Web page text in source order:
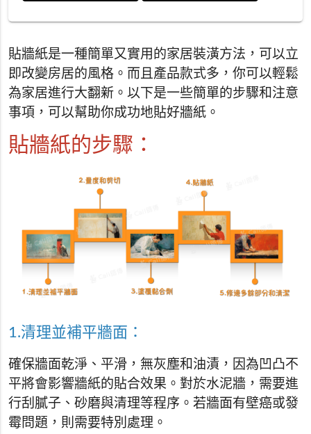
貼牆紙是一種簡單又實用的家居裝潢方法，可以立
即改變房居的風格。而且產品款式多，你可以輕鬆
為家居進行大翻新。以下是一些簡單的步驟和注意
事項，可以幫助你成功地貼好牆紙。
貼牆紙的步驟：
1.清理並補平牆面：
確保牆面乾淨、平滑，無灰塵和油漬，因為凹凸不
平將會影響牆紙的貼合效果。對於水泥牆，需要進
行刮膩子、砂磨與清理等程序。若牆面有壁癌或發
霉問題，則需要特別處理。